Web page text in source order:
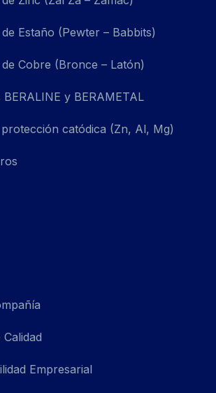
Estaño (Pewter – Babbits)
Cobre (Bronce – Latón)
y BERAMETAL
catódica (Zn, Al, Mg)
Empresarial